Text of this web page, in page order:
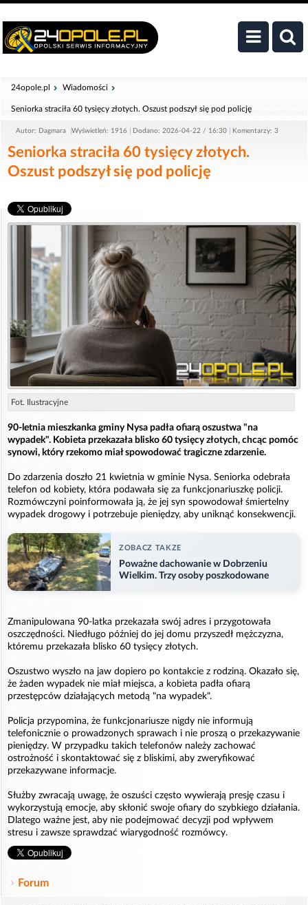
24opole.pl Wiadomości
Seniorka straciła 60 tysięcy złotych. Oszust podszył się pod policję
Autor: Dagmara Wyświetleń: 1916 Dodano: 2026-04-22 / 16:30 Komentarzy: 3
Seniorka straciła 60 tysięcy złotych.
Oszust podszył się pod policję
Fot. Ilustracyjne
90-letnia mieszkanka gminy Nysa padła ofiarą oszustwa "na
wypadek". Kobieta przekazała blisko 60 tysięcy złotych, chcąc pomóc
synowi, który rzekomo miał spowodować tragiczne zdarzenie.
Do zdarzenia doszło 21 kwietnia w gminie Nysa. Seniorka odebrała
telefon od kobiety, która podawała się za funkcjonariuszkę policji.
Rozmówczyni poinformowała ją, że jej syn spowodował śmiertelny
wypadek drogowy i potrzebuje pieniędzy, aby uniknąć konsekwencji.
ZOBACZ TAKZE
Poważne dachowanie w Dobrzeniu
Wielkim. Trzy osoby poszkodowane
Zmanipulowana 90-latka przekazała swój adres i przygotowała
oszczędności. Niedługo później do jej domu przyszedł mężczyzna,
któremu przekazała blisko 60 tysięcy złotych.
Oszustwo wyszło na jaw dopiero po kontakcie z rodziną. Okazało się,
że żaden wypadek nie miał miejsca, a kobieta padła ofiarą
przestępców działających metodą "na wypadek".
Policja przypomina, że funkcjonariusze nigdy nie informują
telefonicznie o prowadzonych sprawach i nie proszą o przekazywanie
pieniędzy. W przypadku takich telefonów należy zachować
ostrożność i skontaktować się z bliskimi, aby zweryfikować
przekazywane informacje.
Służby zwracają uwagę, że oszuści często wywierają presję czasu i
wykorzystują emocje, aby skłonić swoje ofiary do szybkiego działania.
Dlatego ważne jest, aby nie podejmować decyzji pod wpływem
stresu i zawsze sprawdzać wiarygodność rozmówcy.
Forum